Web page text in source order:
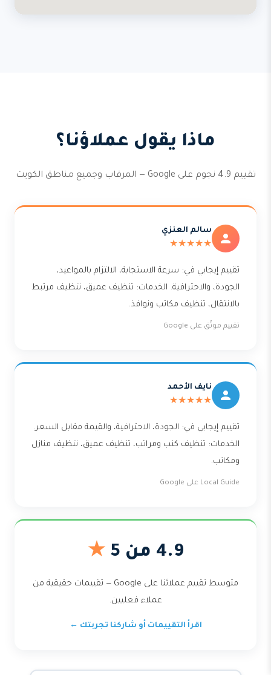
ماذا يقول عملاؤنا؟
تقييم 4.9 نجوم على Google — المرقاب وجميع مناطق الكويت
سالم العنزي
★★★★★
تقييم إيجابي في: سرعة الاستجابة، الالتزام بالمواعيد،
الجودة، والاحترافية. الخدمات: تنظيف عميق، تنظيف مرتبط
بالانتقال، تنظيف مكاتب ونوافذ.
تقييم موثّق على Google
نايف الأحمد
★★★★★
تقييم إيجابي في: الجودة، الاحترافية، والقيمة مقابل السعر.
الخدمات: تنظيف كنب ومراتب، تنظيف عميق، تنظيف منازل
ومكاتب.
Local Guide على Google
4.9 من 5 ★
متوسط تقييم عملائنا على Google — تقييمات حقيقية من
عملاء فعليين.
اقرأ التقييمات أو شاركنا تجربتك ←